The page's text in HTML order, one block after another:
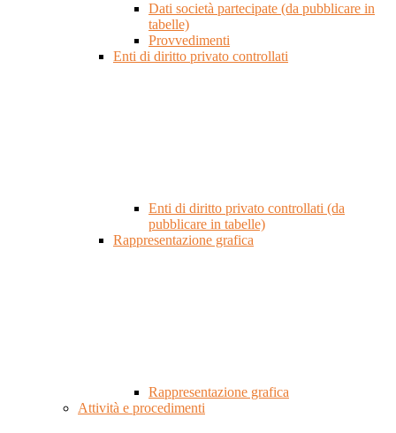
Dati società partecipate (da pubblicare in
tabelle)
Provvedimenti
Enti di diritto privato controllati
Enti di diritto privato controllati (da
pubblicare in tabelle)
Rappresentazione grafica
Rappresentazione grafica
Attività e procedimenti